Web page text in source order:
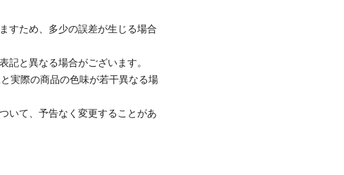
すため、多少の誤差が生じる場合
と異なる場合がございます。
実際の商品の色味が若干異なる場
いて、予告なく変更することがあ